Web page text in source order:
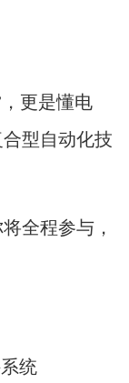
更是懂电
型自动化技
全程参与，
统